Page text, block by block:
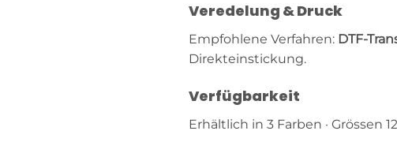
Veredelung & Druck
Empfohlene Verfahren: DTF-
Direkteinstickung.
Verfügbarkeit
Erhältlich in 3 Farben · Grössen